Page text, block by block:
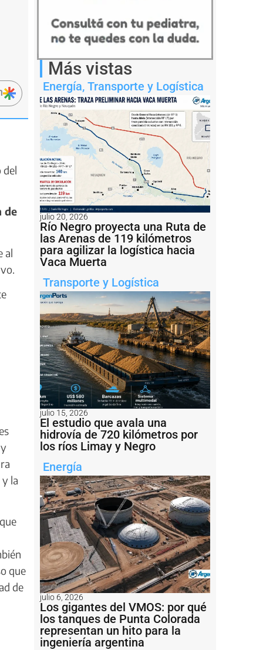
del
de
al
la
que
de
Más vistas
Energía, Transporte y Logística
julio 20, 2026
Río Negro proyecta una Ruta de
las Arenas de 119 kilómetros
para agilizar la logística hacia
Vaca Muerta
Transporte y Logística
julio 15, 2026
El estudio que avala una
hidrovía de 720 kilómetros por
los ríos Limay y Negro
Energía
julio 6, 2026
Los gigantes del VMOS: por qué
los tanques de Punta Colorada
representan un hito para la
ingeniería argentina